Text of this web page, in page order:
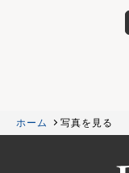
ホーム 写真を見る